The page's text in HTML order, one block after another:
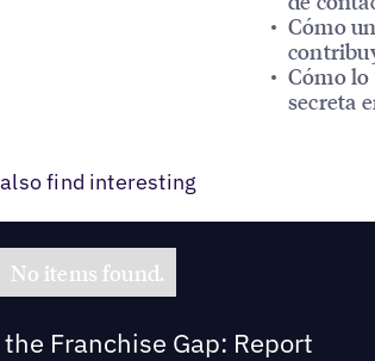
Cómo
Cómo
secreta
find interesting
No items found.
Franchise Gap: Report